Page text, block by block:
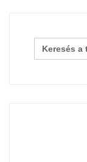
Search
for: